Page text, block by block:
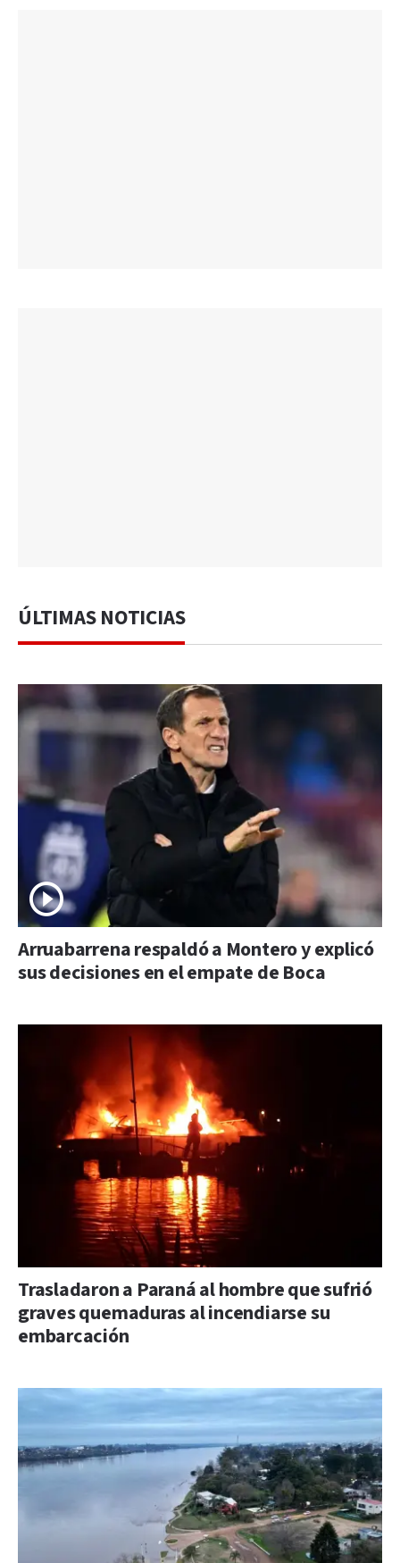
ÚLTIMAS NOTICIAS
Arruabarrena respaldó a Montero y explicó
sus decisiones en el empate de Boca
Trasladaron a Paraná al hombre que sufrió
graves quemaduras al incendiarse su
embarcación